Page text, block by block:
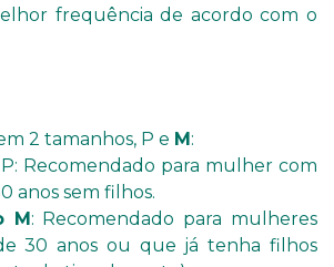
frequência de acordo com o
2 tamanhos, P e M:
Recomendado para mulher com
anos sem filhos.
M: Recomendado para mulheres
30 anos ou que já tenha filhos